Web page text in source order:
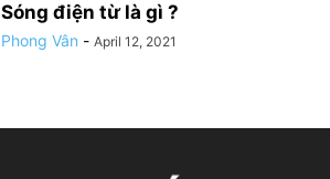
Sóng điện từ là gì ?
Phong Vân - April 12, 2021